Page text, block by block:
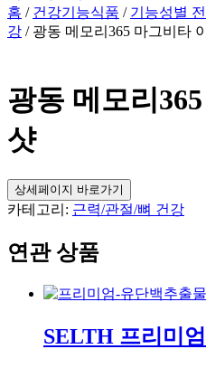
홈 / 건강기능식품 / 기능성별
강 / 광동 메모리365 마그비타
광동 메모리
샷
상세페이지 바로가기
카테고리: 근력/관절/뼈 건강
연관 상품
SELTH 프리미